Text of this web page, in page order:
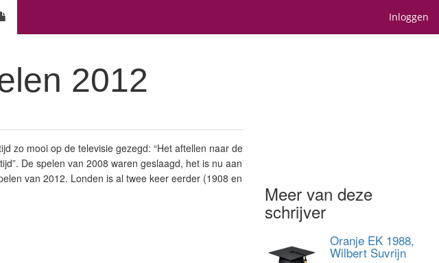
Inloggen
2012
zo mooi op de televisie gezegd: “Het aftellen naar de
De spelen van 2008 waren geslaagd, het is nu aan
van 2012. Londen is al twee keer eerder (1908 en
Meer van deze
schrijver
Oranje EK 1988,
Wilbert Suvrijn